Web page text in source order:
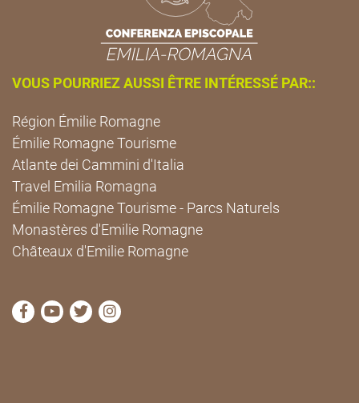
VOUS POURRIEZ AUSSI ÊTRE INTÉRESSÉ PAR::
Région Émilie Romagne
Émilie Romagne Tourisme
Atlante dei Cammini d'Italia
Travel Emilia Romagna
Émilie Romagne Tourisme - Parcs Naturels
Monastères d'Emilie Romagne
Châteaux d'Emilie Romagne
Visitez la page Facebook de Cammini Emilia-
Visitez la page YouTube de Cammini Emilia-
Visitez la page Twitter de Cammini Emilia-
Visitez la page Instagram de Cammini